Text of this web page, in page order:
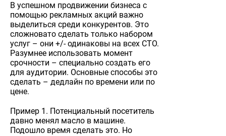
В успешном продвижении бизнеса с
помощью рекламных акций важно
выделиться среди конкурентов. Это
сложновато сделать только набором
услуг – они +/- одинаковы на всех СТО.
Разумнее использовать момент
срочности – специально создать его
для аудитории. Основные способы это
сделать – дедлайн по времени или по
цене.
Пример 1. Потенциальный посетитель
давно менял масло в машине.
Подошло время сделать это. Но